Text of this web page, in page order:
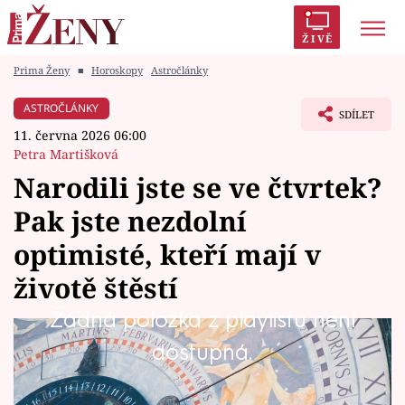
ŽIVĚ
Módní alarm
Témata
Celebrity
Vztahy
Seriály
Prima Ženy ■ Horoskopy Astročlánky
ASTROČLÁNKY
11. června 2026 06:00
Petra Martišková
SDÍLET
Narodili jste se ve čtvrtek?
Pak jste nezdolní
optimisté, kteří mají v
životě štěstí
Žádná položka z playlistu není
dostupná.
Lidé narození ve čtvrtek bývají často spojováni
se štěstím. Není to tak, že by měli snadný život
nebo se jim vyhýbaly problémy, ale mají